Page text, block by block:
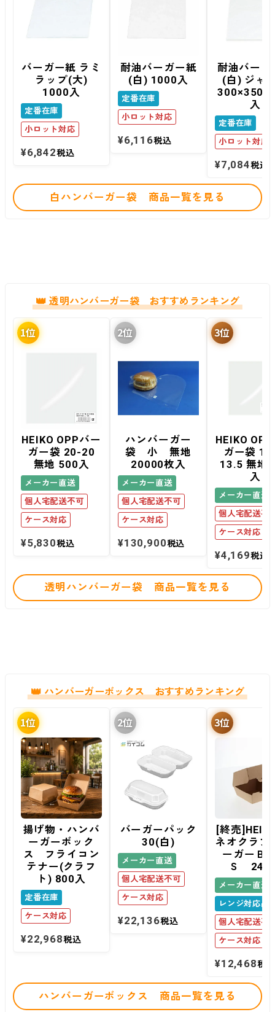
バーガー紙 ラミ
ラップ(大)
1000入
定番在庫
小ロット対応
¥6,842税込
耐油バーガー紙
(白) 1000入
定番在庫
小ロット対応
¥6,116税込
耐油バーガ
(白) ジャ
300×350
入
定番在庫
小ロット対応
¥7,084税込
白ハンバーガー袋 商品一覧を見る
透明ハンバーガー袋 おすすめランキング
HEIKO OPPバー
ガー袋 20-20
無地 500入
メーカー直送
個人宅配送不可
ケース対応
¥5,830税込
ハンバーガー
袋 小 無地
20000枚入
メーカー直送
個人宅配送不可
ケース対応
¥130,900税込
HEIKO
ガー袋
13.5 無地
入
メーカー直送
個人宅配送不
ケース対応
¥4,169税込
透明ハンバーガー袋 商品一覧を見る
ハンバーガーボックス おすすめランキング
揚げ物・ハンバ
ーガーボック
ス フライコン
テナー(クラフ
ト) 800入
定番在庫
ケース対応
¥22,968税込
バーガーパック
30(白)
メーカー直送
個人宅配送不可
ケース対応
¥22,136税込
[終売
ネオクラフ
ーガーＢ
Ｓ 240
メーカー直送
レンジ対応品
個人宅配送不
ケース対応
¥12,468税込
ハンバーガーボックス 商品一覧を見る